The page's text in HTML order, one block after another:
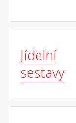
Jídelní
sestavy